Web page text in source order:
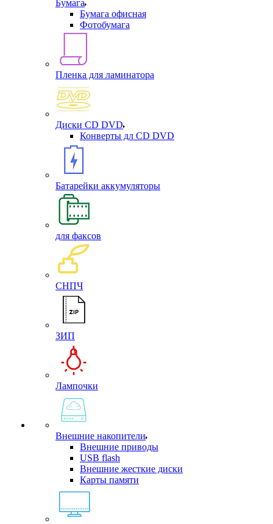
Бумага
Бумага офисная
Фотобумага
Пленка для ламинатора
Диски CD DVD
Конверты дл CD DVD
Батарейки аккумуляторы
для факсов
СНПЧ
ЗИП
Лампочки
Внешние накопители
Внешние приводы
USB flash
Внешние жесткие диски
Карты памяти